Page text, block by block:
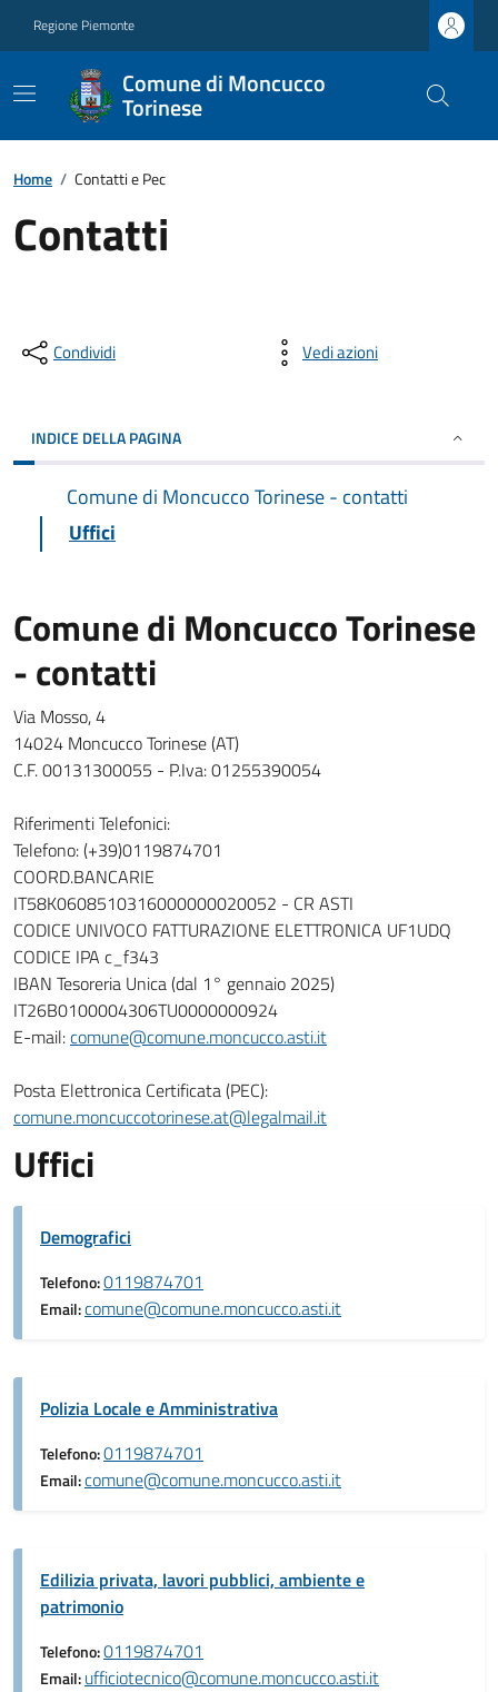
Regione Piemonte
Comune di Moncucco
Torinese
Home / Contatti e Pec
Contatti
Condividi Vedi azioni
INDICE DELLA PAGINA
Comune di Moncucco Torinese - contatti
Uffici
Comune di Moncucco Torinese
- contatti
Via Mosso, 4
14024 Moncucco Torinese (AT)
C.F. 00131300055 - P.Iva: 01255390054
Riferimenti Telefonici:
Telefono: (+39)0119874701
COORD.BANCARIE
IT58K0608510316000000020052 - CR ASTI
CODICE UNIVOCO FATTURAZIONE ELETTRONICA UF1UDQ
CODICE IPA c_f343
IBAN Tesoreria Unica (dal 1° gennaio 2025)
IT26B0100004306TU0000000924
E-mail:comune@comune.moncucco.asti.it
Posta Elettronica Certificata (PEC):
comune.moncuccotorinese.at@legalmail.it
Uffici
Demografici
Telefono:0119874701
Email:comune@comune.moncucco.asti.it
Polizia Locale e Amministrativa
Telefono:0119874701
Email:comune@comune.moncucco.asti.it
Edilizia privata, lavori pubblici, ambiente e
patrimonio
Telefono:0119874701
Email:ufficiotecnico@comune.moncucco.asti.it